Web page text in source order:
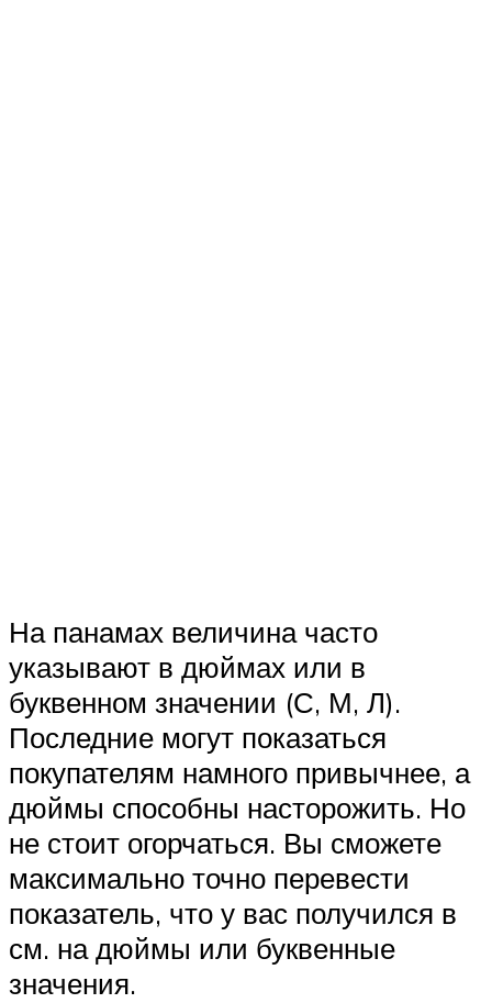
На панамах величина часто
указывают в дюймах или в
буквенном значении (С, М, Л).
Последние могут показаться
покупателям намного привычнее, а
дюймы способны насторожить. Но
не стоит огорчаться. Вы сможете
максимально точно перевести
показатель, что у вас получился в
см. на дюймы или буквенные
значения.